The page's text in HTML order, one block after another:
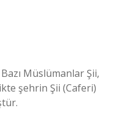
Müslümanlar Şii,
şehrin Şii (Caferi)